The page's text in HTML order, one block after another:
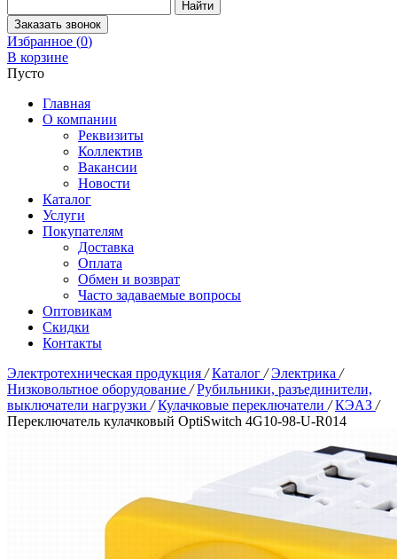
Избранное (0)
В корзине
Пусто
Главная
О компании
Реквизиты
Коллектив
Вакансии
Новости
Каталог
Услуги
Покупателям
Доставка
Оплата
Обмен и возврат
Часто задаваемые вопросы
Оптовикам
Скидки
Контакты
Электротехническая продукция / Каталог / Электрика /
Низковольтное оборудование / Рубильники, разъединители,
выключатели нагрузки / Кулачковые переключатели / КЭАЗ /
Переключатель кулачковый OptiSwitch 4G10-98-U-R014